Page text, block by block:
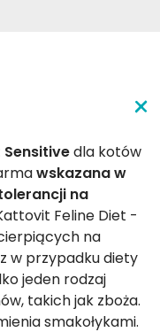
Sensitivedla kotów
wskazana w
na
Feline Diet -
na
w przypadku diety
jeden rodzaj
takich jak zboża.
smakołykami.